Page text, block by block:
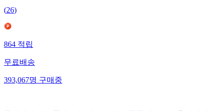
(26)
864적립
무료배송
393,067명구매중